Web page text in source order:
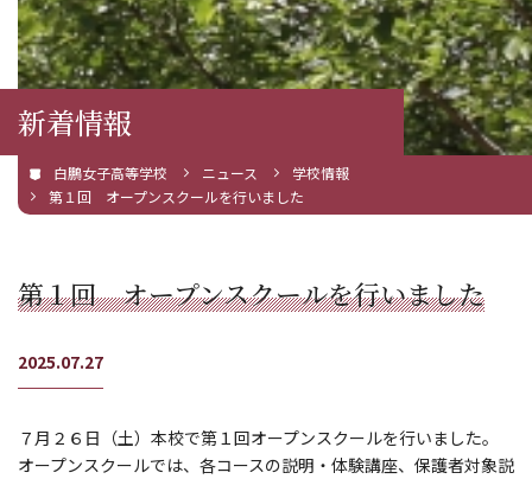
新着情報
白鵬女子高等学校 ニュース
学校情報
第１回 オープンスクールを行いました
第１回 オープンスクールを行いました
2025.07.27
７月２６日（土）本校で第１回オープンスクールを行いました。
オープンスクールでは、各コースの説明・体験講座、保護者対象説